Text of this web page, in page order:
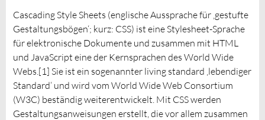
Cascading Style Sheets (englische Aussprache für ‚gestufte
Gestaltungsbögen‘; kurz: CSS) ist eine Stylesheet-Sprache
für elektronische Dokumente und zusammen mit HTML
und JavaScript eine der Kernsprachen des World Wide
Webs.[1] Sie ist ein sogenannter living standard ‚lebendiger
Standard‘ und wird vom World Wide Web Consortium
(W3C) beständig weiterentwickelt. Mit CSS werden
Gestaltungsanweisungen erstellt, die vor allem zusammen